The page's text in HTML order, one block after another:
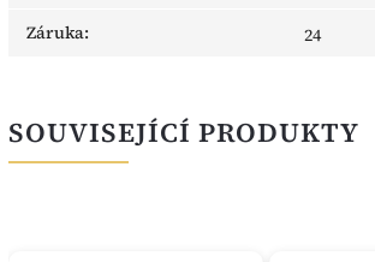
Záruka: 24
SOUVISEJÍCÍ PRODUKTY